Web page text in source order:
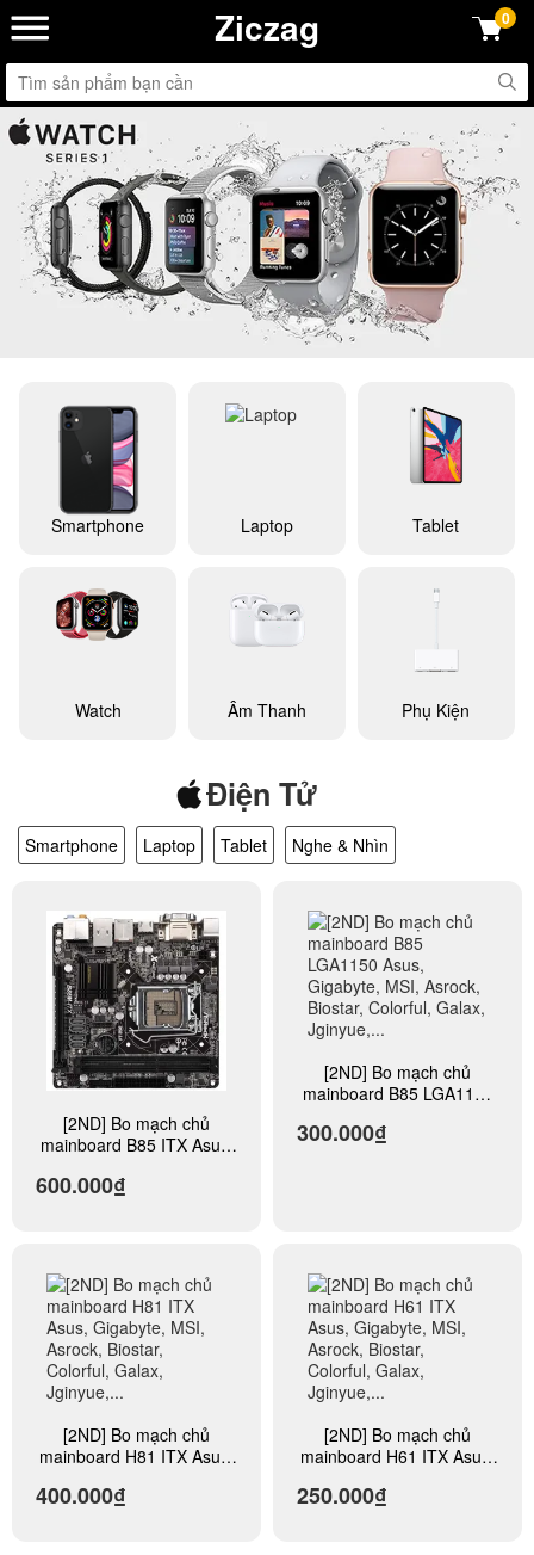
Ziczag 0
Smartphone Laptop Tablet
Watch Âm Thanh Phụ Kiện
Điện Tử
Smartphone Laptop Tablet Nghe & Nhìn
[2ND] Bo mạch chủ
mainboard B85 ITX Asus,
Biostar, Colorful, Galax,
600.000₫
[2ND] Bo mạch chủ
mainboard B85 LGA1150
Asrock, Biostar, Colorful,
300.000₫
[2ND] Bo mạch chủ
mainboard H81 ITX Asus,
Biostar, Colorful, Galax,
400.000₫
[2ND] Bo mạch chủ
mainboard H61 ITX Asus,
Biostar, Colorful, Galax,
250.000₫